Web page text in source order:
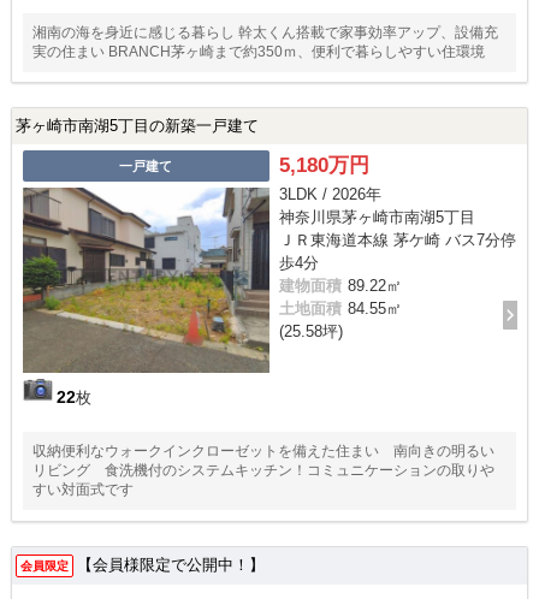
湘南の海を身近に感じる暮らし 幹太くん搭載で家事効率アップ、設備充
実の住まい BRANCH茅ヶ崎まで約350ｍ、便利で暮らしやすい住環境
茅ヶ崎市南湖5丁目の新築一戸建て
一戸建て
22枚
5,180万円
3LDK / 2026年
神奈川県茅ヶ崎市南湖5丁目
ＪＲ東海道本線 茅ケ崎 バス7分停
歩4分
建物面積 89.22㎡
土地面積 84.55㎡
(25.58坪)
収納便利なウォークインクローゼットを備えた住まい 南向きの明るい
リビング 食洗機付のシステムキッチン！コミュニケーションの取りや
すい対面式です
会員限定 【会員様限定で公開中！】